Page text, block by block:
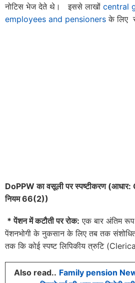
नोटिस भेज देते थे। इससे लाखों central
employees and pensioners के लिए
DoPPWका वसूली पर स्पष्टीकरण (आधार:
नियम66(2))
*पेंशन में कटौती पर रोक: एक बार अंतिम
पेंशनभोगी के नुकसान के लिए तब तक
तक कि कोई स्पष्ट लिपिकीय त्रुटि
Also read.. Family pension